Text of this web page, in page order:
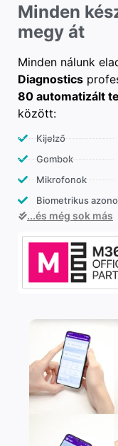
Minden
megy át
Minden nálunk
Diagnostics
80 automatizált
között:
Kijelző
Gombok
Mikrofonok
Biometrikus
...és még sok más